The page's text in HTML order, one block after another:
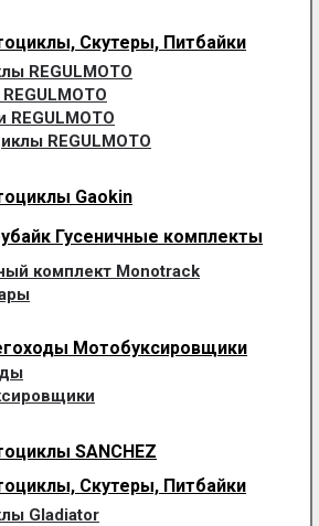
Скутеры, Питбайки
REGULMOTO
REGULMOTO
REGULMOTO
Gaokin
Гусеничные комплекты
комплект Monotrack
Мотобуксировщики
SANCHEZ
Скутеры, Питбайки
Gladiator